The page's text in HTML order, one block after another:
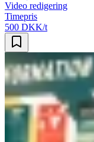
Video redigering
Timepris
500 DKK/t